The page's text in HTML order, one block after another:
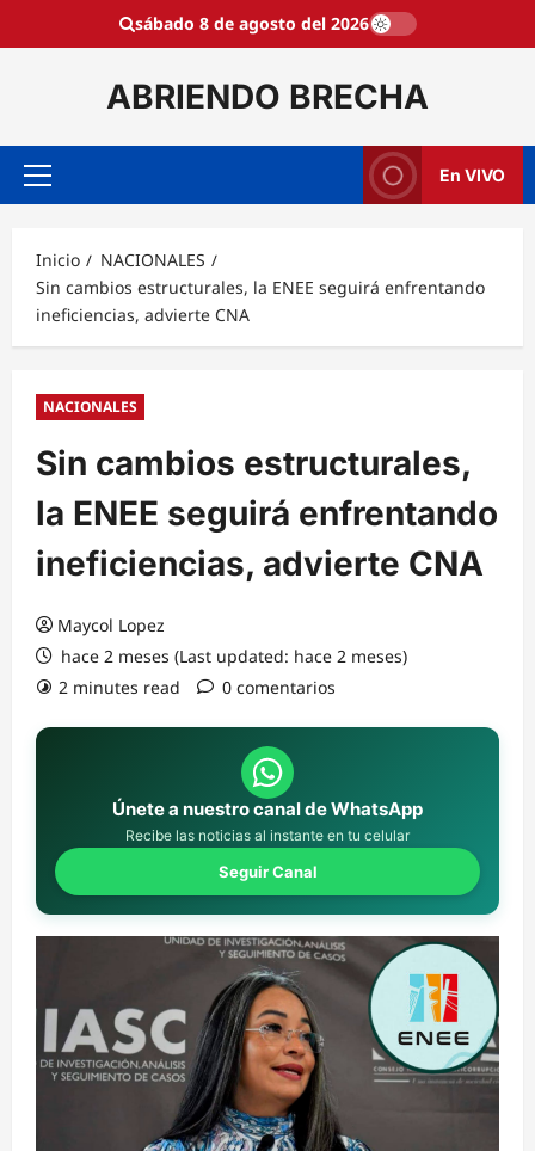
sábado 8 de agosto del 2026
ABRIENDO BRECHA
Menú
En VIVO
Inicio
NACIONALES
Sin cambios estructurales, la ENEE seguirá enfrentando
ineficiencias, advierte CNA
NACIONALES
Sin cambios estructurales,
la ENEE seguirá enfrentando
ineficiencias, advierte CNA
Maycol Lopez
hace 2 meses (Last updated: hace 2 meses)
2 minutes read
0 comentarios
Únete a nuestro canal de WhatsApp
Recibe las noticias al instante en tu celular
Seguir Canal